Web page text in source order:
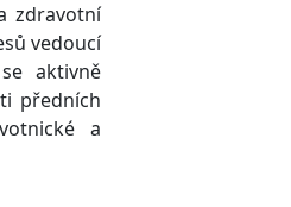
zdravotní
vedoucí
aktivně
předních
a